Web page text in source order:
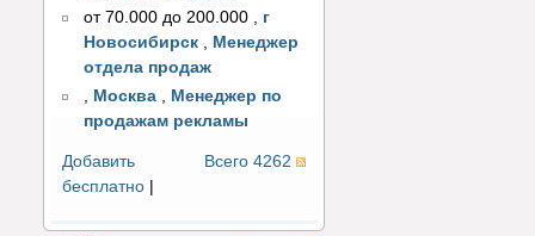
от 70.000 до 200.000 , г
Новосибирск , Менеджер
отдела продаж
, Москва , Менеджер по
продажам рекламы
Всего 4262
Добавить
бесплатно